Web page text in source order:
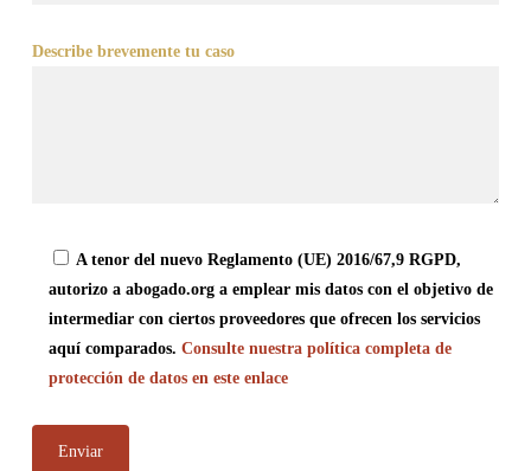
Describe brevemente tu caso
A tenor del nuevo Reglamento (UE) 2016/67,9 RGPD,
autorizo a abogado.org a emplear mis datos con el objetivo de
intermediar con ciertos proveedores que ofrecen los servicios
aquí comparados. Consulte nuestra política completa de
protección de datos en este enlace